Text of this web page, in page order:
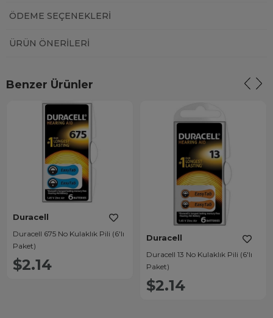
ÖDEME SEÇENEKLERI
ÜRÜN ÖNERILERI
Benzer Ürünler
Duracell
Duracell 675 No Kulaklık Pili (6'lı
Paket)
$2.14
Duracell
Duracell 13 No Kulaklık Pili (6'lı
Paket)
$2.14